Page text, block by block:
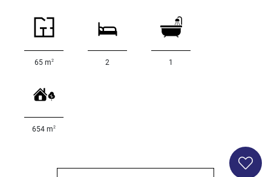
DÉFINIR
terrain65 m2 2 1
654 m2